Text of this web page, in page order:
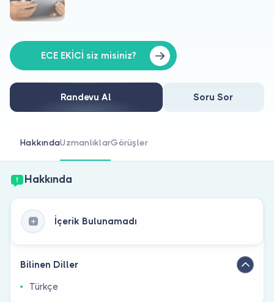
Hakkımızda
Doktorlar için
Doktor musunuz?
ECE EKİCİ siz misiniz?
Randevu Al Soru Sor
HakkındaUzmanlıklarGörüşler
Hakkında
İçerik Bulunamadı
Bilinen Diller
Türkçe